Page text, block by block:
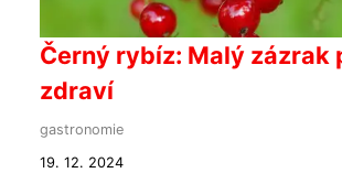
Černý rybíz: Malý zázrak
zdraví
gastronomie
19. 12. 2024